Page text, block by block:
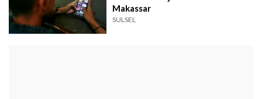
Makassar
SULSEL